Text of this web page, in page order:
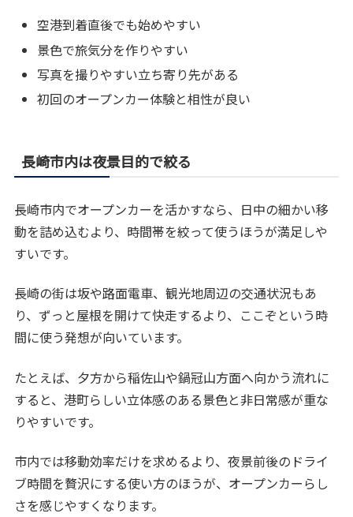
空港到着直後でも始めやすい
景色で旅気分を作りやすい
写真を撮りやすい立ち寄り先がある
初回のオープンカー体験と相性が良い
長崎市内は夜景目的で絞る
長崎市内でオープンカーを活かすなら、日中の細かい移
動を詰め込むより、時間帯を絞って使うほうが満足しや
すいです。
長崎の街は坂や路面電車、観光地周辺の交通状況もあ
り、ずっと屋根を開けて快走するより、ここぞという時
間に使う発想が向いています。
たとえば、夕方から稲佐山や鍋冠山方面へ向かう流れに
すると、港町らしい立体感のある景色と非日常感が重な
りやすいです。
市内では移動効率だけを求めるより、夜景前後のドライ
ブ時間を贅沢にする使い方のほうが、オープンカーらし
さを感じやすくなります。